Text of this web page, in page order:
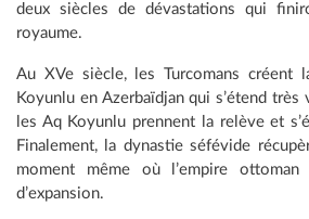
deux siècles de dévastations qui
royaume.
Au XVe siècle, les Turcomans créent
Koyunlu en Azerbaïdjan qui s’étend très
les Aq Koyunlu prennent la relève et
Finalement, la dynastie séfévide
moment même où l’empire
d’expansion.